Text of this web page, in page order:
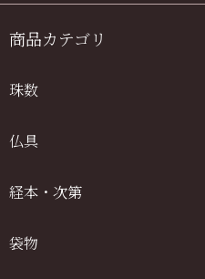
商品カテゴリ
珠数
仏具
経本・次第
袋物